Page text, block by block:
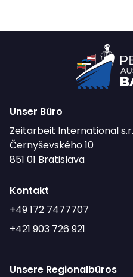
Unser Büro
Zeitarbeit International
Černyševského 10
851 01 Bratislava
Kontakt
+49 172 7477707
+421 903 726 921
Unsere Regionalbüros